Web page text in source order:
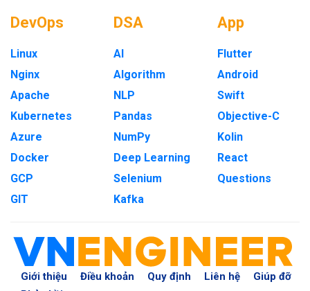
DevOps
Linux
Nginx
Apache
Kubernetes
Azure
Docker
GCP
GIT
DSA
AI
Algorithm
NLP
Pandas
NumPy
Deep Learning
Selenium
Kafka
App
Flutter
Android
Swift
Objective-C
Kolin
React
Questions
Giới thiệu Điều khoản Quy định Liên hệ
Giúp đỡ